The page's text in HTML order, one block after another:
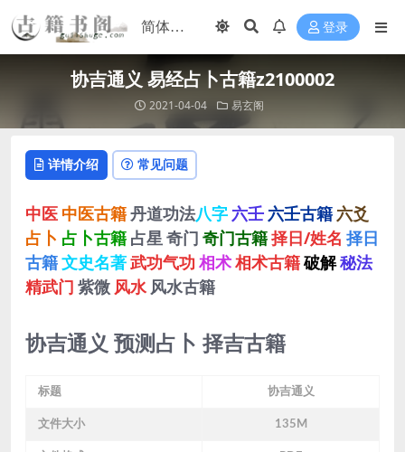
登录
协吉通义 易经占卜古籍z2100002
2021-04-04 易玄阁
详情介绍 常见问题
中医 中医古籍丹道功法八字 六壬 六壬古籍 六爻
占卜 占卜古籍 占星 奇门 奇门古籍择日/姓名 择日
古籍文史名著武功气功 相术相术古籍破解秘法
精武门 紫微 风水 风水古籍
协吉通义 预测占卜 择吉古籍
标题 协吉通义
文件大小 135M